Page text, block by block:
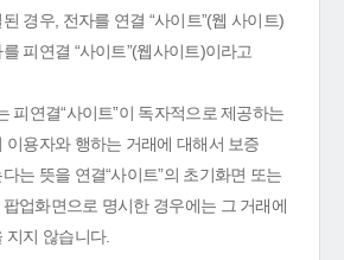
경우, 전자를 연결 “사이트”(웹 사이트)
피연결 “사이트”(웹사이트)이라고
피연결“사이트”이 독자적으로 제공하는
이용자와 행하는 거래에 대해서 보증
는 뜻을 연결“사이트”의 초기화면 또는
업화면으로 명시한 경우에는 그 거래에
지지 않습니다.